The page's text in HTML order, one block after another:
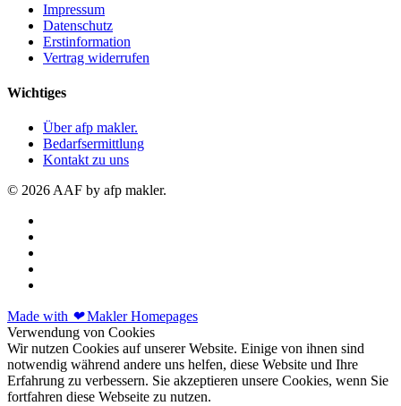
Impressum
Datenschutz
Erstinformation
Vertrag widerrufen
Wichtiges
Über afp makler.
Bedarfsermittlung
Kontakt zu uns
© 2026 AAF by afp makler.
Made with ❤Makler Homepages
Verwendung von Cookies
Wir nutzen Cookies auf unserer Website. Einige von ihnen sind
notwendig während andere uns helfen, diese Website und Ihre
Erfahrung zu verbessern. Sie akzeptieren unsere Cookies, wenn Sie
fortfahren diese Webseite zu nutzen.